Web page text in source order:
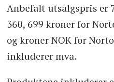
Anbefalt utsalgspris er
360, 699 kroner for
og kroner NOK for
inkluderer mva.